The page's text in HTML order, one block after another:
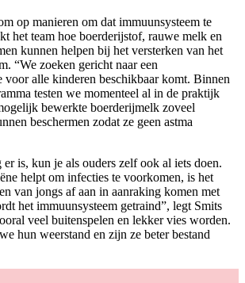
op manieren om dat immuunsysteem te
het team hoe boerderijstof, rauwe melk en
kunnen helpen bij het versterken van het
“We zoeken gericht naar een
voor alle kinderen beschikbaar komt. Binnen
testen we momenteel al in de praktijk
bewerkte boerderijmelk zoveel
beschermen zodat ze geen astma
is, kun je als ouders zelf ook al iets doen.
helpt om infecties te voorkomen, is het
van jongs af aan in aanraking komen met
het immuunsysteem getraind”, legt Smits
veel buitenspelen en lekker vies worden.
hun weerstand en zijn ze beter bestand